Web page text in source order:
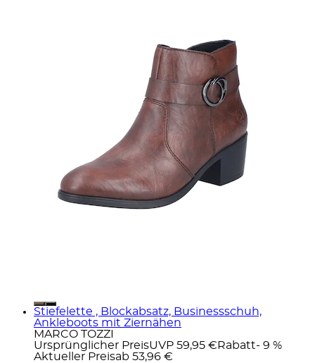
Stiefelette , Blockabsatz, Businessschuh,
Ankleboots mit Ziernähen
MARCO TOZZI
Ursprünglicher PreisUVP 59,95 € Rabatt- 9 %
Aktueller Preisab 53,96 €